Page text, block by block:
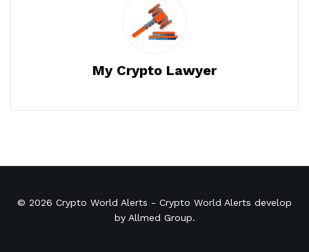
My Crypto Lawyer
© 2026 Crypto World Alerts - Crypto World Alerts develop
by Allmed Group.